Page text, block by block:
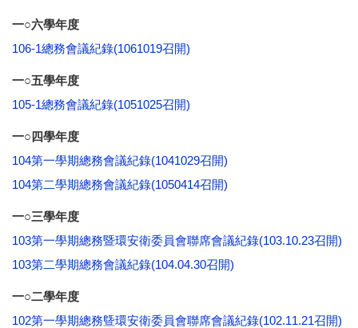
一○六學年度
106-1總務會議紀錄(1061019召開)
一○五學年度
105-1總務會議紀錄(1051025召開)
一○四學年度
104第一學期總務會議紀錄(1041029召開)
104第二學期總務會議紀錄(1050414召開)
一○三學年度
103第一學期總務暨環安衛委員會聯席會議紀錄(103.10.23召開)
103第二學期總務會議紀錄(104.04.30召開)
一○二學年度
102第一學期總務曁環安衛委員會聯席會議紀錄(102.11.21召開)